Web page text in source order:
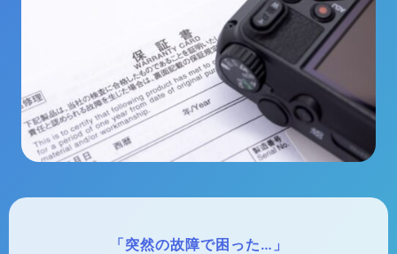
「突然の故障で困った…」